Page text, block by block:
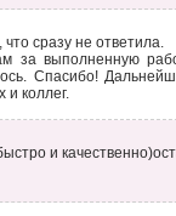
сразу не ответила.
за выполненную
Спасибо!
и коллег.
и